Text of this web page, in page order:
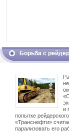
Борьба с
и
попытке
«Транснефти»
парализовать его